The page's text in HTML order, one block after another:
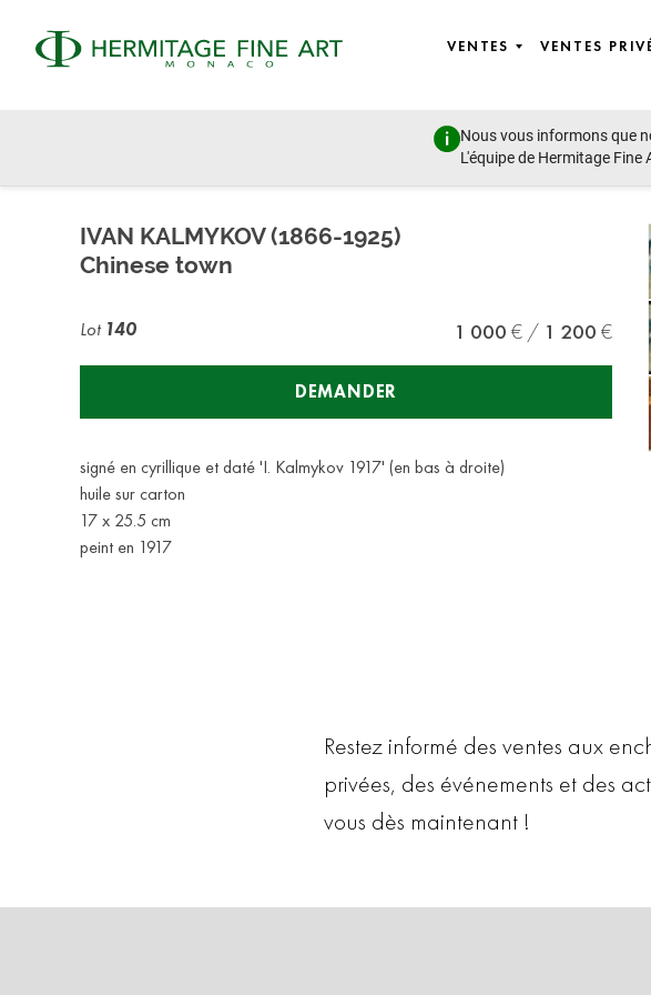
VENTES VENTES
Nous vous informons que
L'équipe de Hermitage
FINE ART: Modern and 19th Century Art, Eastern European Art, Icons
IVAN KALMYKOV (1866-1925)
Chinese town
Lot 140 1 000 1 200
DEMANDER
signé en cyrillique et daté 'I. Kalmykov 1917' (en bas à droite)
huile sur carton
17 x 25.5 cm
peint en 1917
Restez informé des ventes aux
privées, des événements et des
vous dès maintenant !